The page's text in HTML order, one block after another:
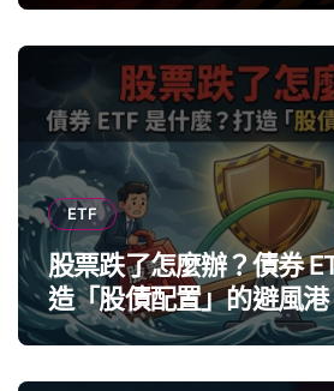
ETF
股票跌了怎麼辦？債券
造「股債配置」的避風港